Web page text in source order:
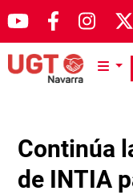
Pasar al contenido
Continúa
de INTIA